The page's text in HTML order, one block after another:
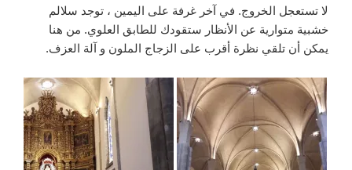
لا تستعجل الخروج. في آخر غرفة على اليمين ، توجد سلالم
خشبية متوارية عن الأنظار ستقودك للطابق العلوي. من هنا
يمكن أن تلقي نظرة أقرب على الزجاج الملون و آلة العزف.